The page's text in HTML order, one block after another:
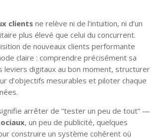
clients ne relève ni de l’intuition, ni d’un
plus élevé que celui du concurrent.
de nouveaux clients performante
claire : comprendre précisément sa
leviers digitaux au bon moment, structurer
d’objectifs mesurables et piloter chaque
arrêter de “tester un peu de tout” —
, un peu de publicité, quelques
construire un système cohérent où